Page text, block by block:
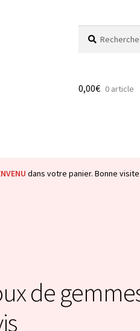
pour :
0,00€ 0 article
dans votre panier. Bonne visite
de